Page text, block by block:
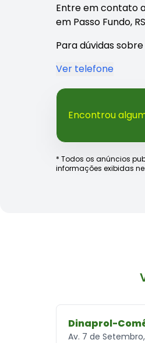
Entre em contato
em Passo Fundo,
Para dúvidas
Ver telefone
Encontrou
* Todos os anúncios
informações exibidas
Dinaprol-
Av. 7 de